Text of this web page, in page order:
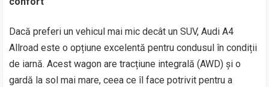
Dacă preferi un vehicul mai mic decât un SUV, Audi A4
Allroad este o opțiune excelentă pentru condusul în condiții
de iarnă. Acest wagon are tracțiune integrală (AWD) și o
gardă la sol mai mare, ceea ce îl face potrivit pentru a